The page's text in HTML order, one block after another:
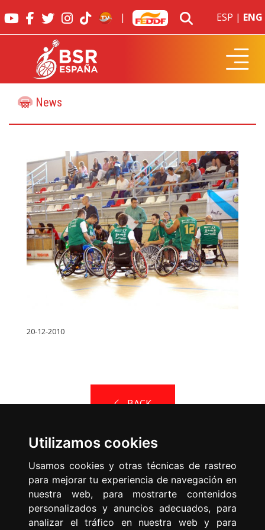
Utilizamos cookies
Usamos cookies y otras técnicas de rastreo
para mejorar tu experiencia de navegación en
nuestra web, para mostrarte contenidos
personalizados y anuncios adecuados, para
analizar el tráfico en nuestra web y para
| ESP | ENG
News
20-12-2010
BACK
Spanish Federation of Sports
for People with Physical